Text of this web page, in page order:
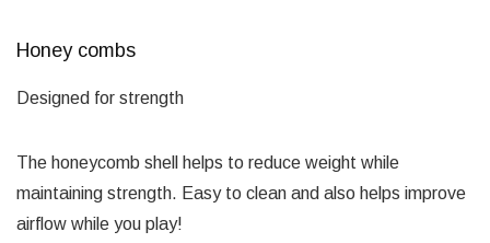
Honey combs
Designed for strength
The honeycomb shell helps to reduce weight while
maintaining strength. Easy to clean and also helps improve
airflow while you play!